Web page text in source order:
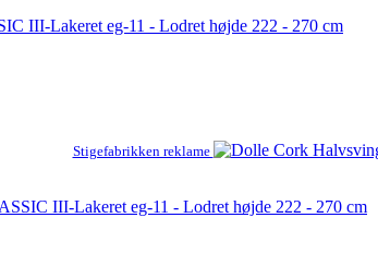
III-Lakeret eg-11 - Lodret højde 222 - 270 cm
Stigefabrikken reklame
III-Lakeret eg-11 - Lodret højde 222 - 270 cm